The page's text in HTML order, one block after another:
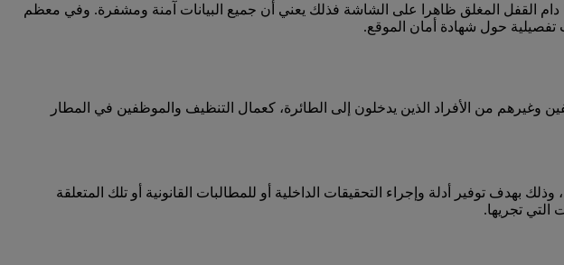
دام القفل المغلق ظاهرا على الشاشة فذلك يعني أن جميع البيانات آمنة ومشفرة. وفي معظم
من الأفراد الذين يدخلون إلى الطائرة، كعمال التنظيف والموظفين في المطار
بها بإذن قانوني، وذلك بهدف توفير أدلة وإجراء التحقيقات الداخلية أو للمطالبات القانونية أو تلك المتعلقة
التي تجريها.